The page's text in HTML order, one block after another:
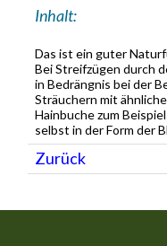
Inhalt:
Das ist ein guter
Bei Streifzügen durch
in Bedrängnis bei der
Sträuchern mit
Hainbuche zum
selbst in der Form der
Zurück